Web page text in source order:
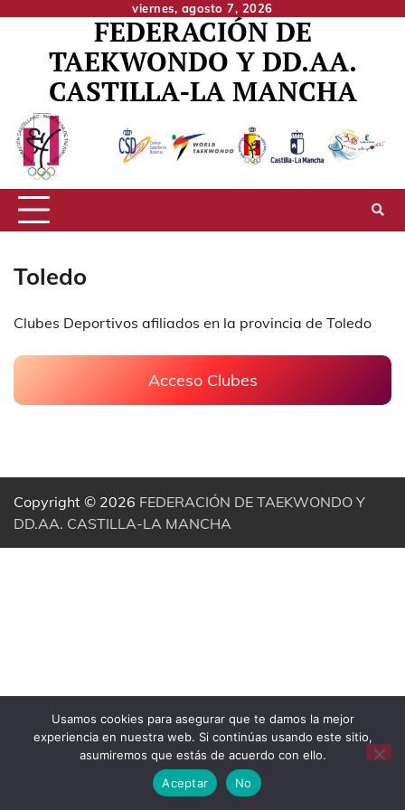
content
viernes, agosto 7, 2026
FEDERACIÓN DE
TAEKWONDO Y DD.AA.
CASTILLA-LA MANCHA
Toledo
Clubes Deportivos afiliados en la provincia de Toledo
Acceso Clubes
Copyright © 2026 FEDERACIÓN DE TAEKWONDO Y
DD.AA. CASTILLA-LA MANCHA
Usamos cookies para asegurar que te damos la mejor
experiencia en nuestra web. Si continúas usando este sitio,
asumiremos que estás de acuerdo con ello.
Aceptar
No